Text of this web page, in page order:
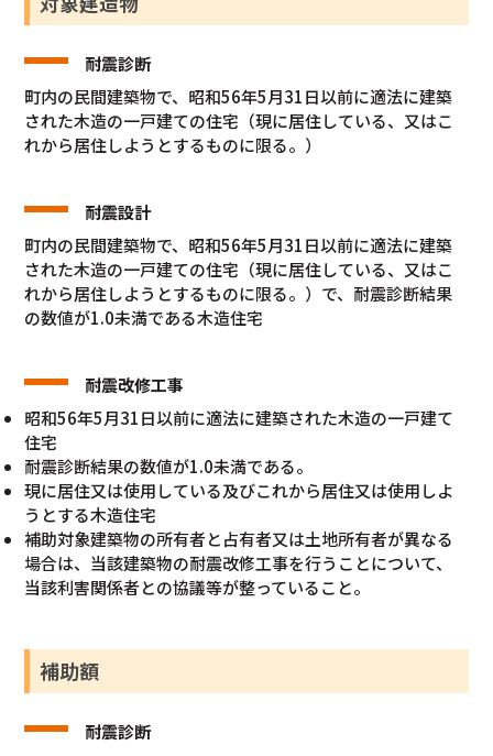
耐震診断
町内の民間建築物で、昭和56年5月31日以前に適法に建築
された木造の一戸建ての住宅（現に居住している、又はこ
れから居住しようとするものに限る。）
耐震設計
町内の民間建築物で、昭和56年5月31日以前に適法に建築
された木造の一戸建ての住宅（現に居住している、又はこ
れから居住しようとするものに限る。）で、耐震診断結果
の数値が1.0未満である木造住宅
耐震改修工事
昭和56年5月31日以前に適法に建築された木造の一戸建て
住宅
耐震診断結果の数値が1.0未満である。
現に居住又は使用している及びこれから居住又は使用しよ
うとする木造住宅
補助対象建築物の所有者と占有者又は土地所有者が異なる
場合は、当該建築物の耐震改修工事を行うことについて、
当該利害関係者との協議等が整っていること。
補助額
耐震診断